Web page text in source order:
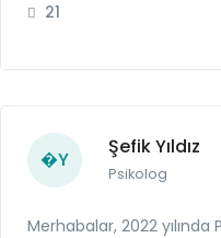
21
�Y
Şefik Yıldız
Psikolog
Merhabalar, 2022